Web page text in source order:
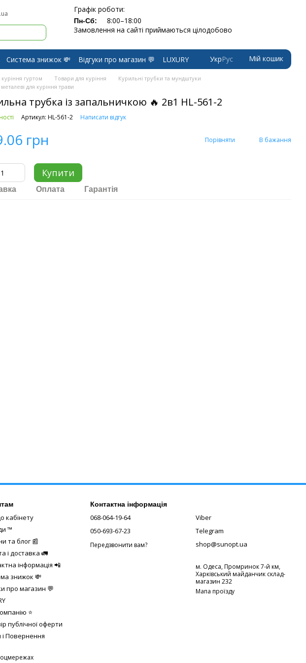
Графік роботи:
Пн-Сб:
8:00–18:00
Замовлення на сайті приймаються цілодобово
Система знижок 💸 Відгуки про магазин 💬
LUXURY
УкрРус Мій кошик
гуртом Товари для куріння
Курильні трубки та мундштуки
для куріння трави
трубка із запальничкою 🔥 2в1 HL-561-2
Артикул: HL-561-2 Написати відгук
грн Порівняти В бажання
Купити
Оплата Гарантія
кабінету
™️
та блог 📰
і доставка 🚛
інформація 📲
знижок 💸
про магазин 💬
⭐
публічної оферти
і Повернення
Контактна інформація
068-064-19-64
050-693-67-23
Передзвонити вам?
Viber
Telegram
shop@sunopt.ua
м. Одеса, Промринок 7-й км,
Харківський майданчик склад-
магазин 232
Мапа проїзду